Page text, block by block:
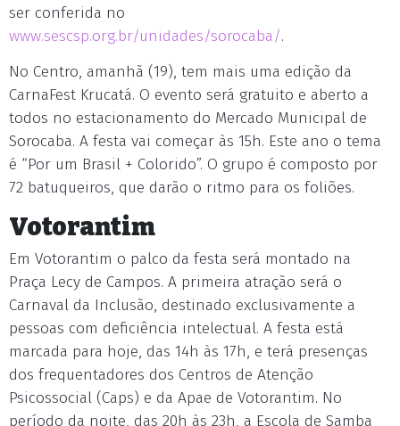
ser conferida no
www.sescsp.org.br/unidades/sorocaba/.
No Centro, amanhã (19), tem mais uma edição da
CarnaFest Krucatá. O evento será gratuito e aberto a
todos no estacionamento do Mercado Municipal de
Sorocaba. A festa vai começar às 15h. Este ano o tema
é “Por um Brasil + Colorido”. O grupo é composto por
72 batuqueiros, que darão o ritmo para os foliões.
Votorantim
Em Votorantim o palco da festa será montado na
Praça Lecy de Campos. A primeira atração será o
Carnaval da Inclusão, destinado exclusivamente a
pessoas com deficiência intelectual. A festa está
marcada para hoje, das 14h às 17h, e terá presenças
dos frequentadores dos Centros de Atenção
Psicossocial (Caps) e da Apae de Votorantim. No
período da noite, das 20h às 23h, a Escola de Samba